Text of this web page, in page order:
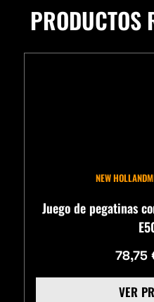
PRODUCTOS
NEW HOLLAND
Juego de pegatinas
78,75
VER